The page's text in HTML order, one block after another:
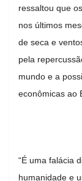
ressaltou que
nos últimos
de seca e
pela
mundo e a
econômicas ao
“É uma falácia
humanidade e